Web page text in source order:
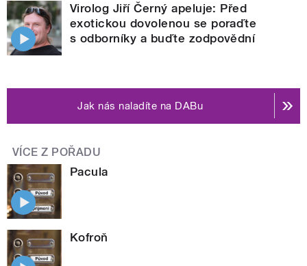
Virolog Jiří Černý apeluje: Před
exotickou dovolenou se poraďte
s odborníky a buďte zodpovědní
Jak nás naladíte na DABu
VÍCE Z POŘADU
Pacula
Kofroň